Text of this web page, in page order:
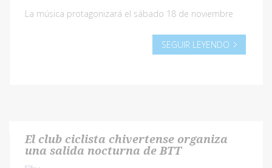
La música protagonizará el sábado 18 de noviembre
SEGUIR LEYENDO
El club ciclista chivertense organiza
una salida nocturna de BTT